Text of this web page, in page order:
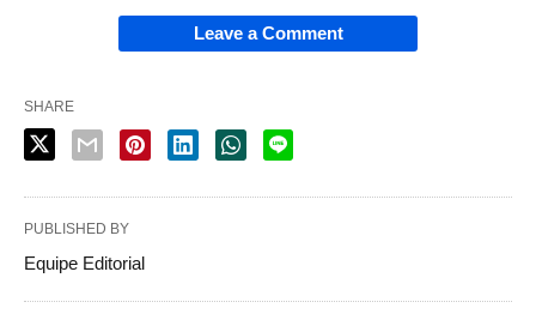
Leave a Comment
SHARE
PUBLISHED BY
Equipe Editorial